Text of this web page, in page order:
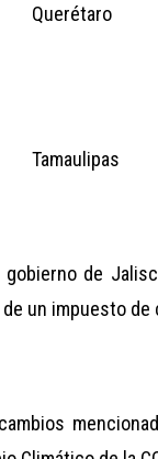
Querétaro
Tamaulipas
gobierno de
un impuesto